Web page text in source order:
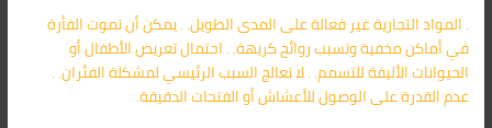
. المواد التجارية غير فعالة على المدى الطويل. . يمكن أن تموت الفأرة
في أماكن مخفية وتسبب روائح كريهة. . احتمال تعريض الأطفال أو
الحيوانات الأليفة للتسمم. . لا تعالج السبب الرئيسي لمشكلة الفئران. .
عدم القدرة على الوصول للأعشاش أو الفتحات الدقيقة.